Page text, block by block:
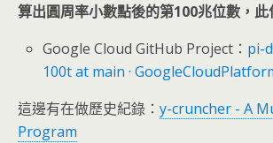
算出圓周率小數點後的第100兆位數，
Google Cloud GitHub Project： pi-
100t at main ·
這邊有在做歷史紀錄： y-cruncher - A
Program